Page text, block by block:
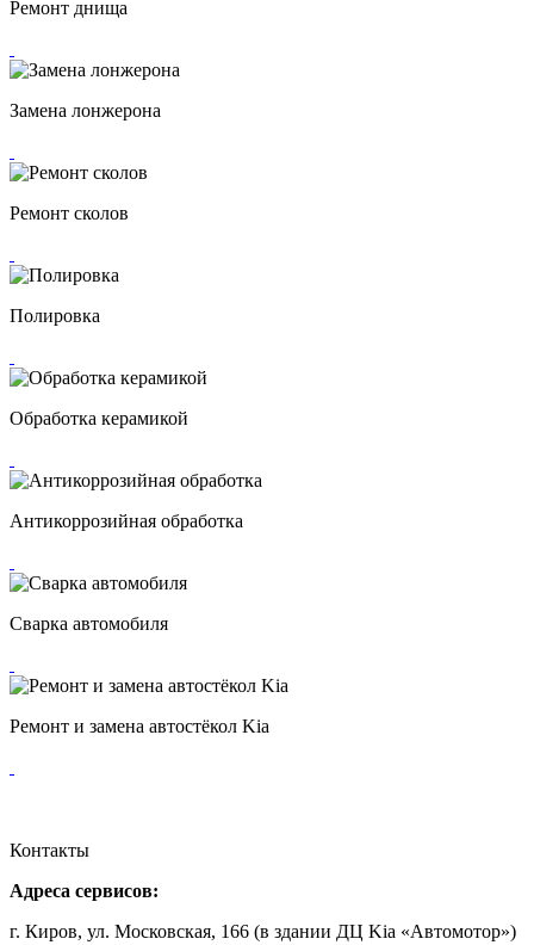
Ремонт днища
Замена лонжерона
Ремонт сколов
Полировка
Обработка керамикой
Антикоррозийная обработка
Сварка автомобиля
Ремонт и замена автостёкол Kia
Контакты
Адреса сервисов:
г. Киров, ул. Московская, 166 (в здании ДЦ Kia «Автомотор»)